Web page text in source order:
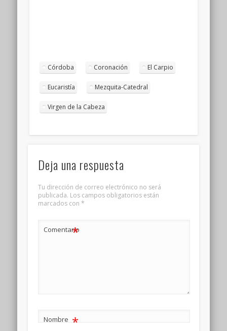
Córdoba Coronación El Carpio
Eucaristía Mezquita-Catedral
Virgen de la Cabeza
Deja una respuesta
Tu dirección de correo electrónico no será
publicada. Los campos obligatorios están
marcados con *
Comentario
*
Nombre *